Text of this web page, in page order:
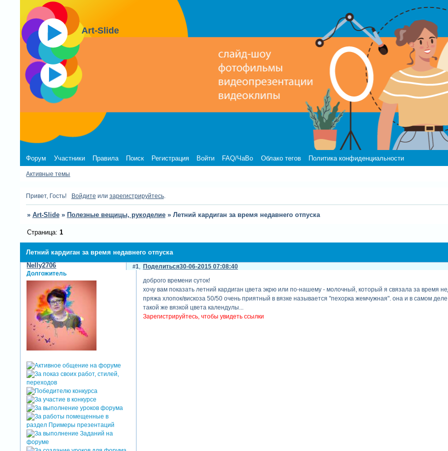
Art-Slide
Форум Участники Правила Поиск Регистрация Войти FAQ/ЧаВо Облако тегов Политика конфиденциальности
Активные темы
Привет, Гость! Войдите или зарегистрируйтесь.
» Art-Slide » Полезные вещицы, рукоделие » Летний кардиган за время недавнего отпуска
Летний кардиган за время недавнего отпуска
Страница: 1
Поделиться
1 30-06-2015 07:08:40
Nelly2706
Долгожитель
доброго времени суток!
хочу вам показать летний кардиган цвета экрю или по-нашему - молочный, который я связала за время
пряжа хлопок/вискоза 50/50 очень приятный в вязке называется "пехорка жемчужная". она и в самом
такой же вязкой цвета календулы...
Зарегистрируйтесь, чтобы увидеть ссылки